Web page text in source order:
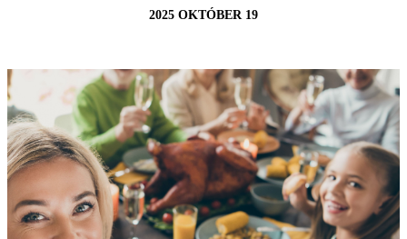
2025 OKTÓBER 19